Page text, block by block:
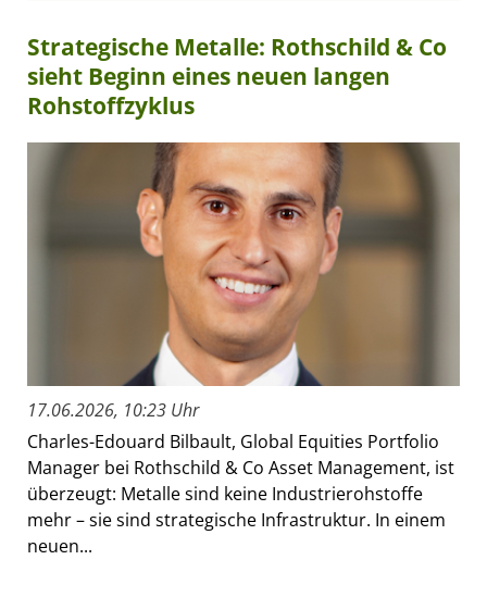
Strategische Metalle: Rothschild & Co
sieht Beginn eines neuen langen
Rohstoffzyklus
17.06.2026, 10:23 Uhr
Charles-Edouard Bilbault, Global Equities Portfolio
Manager bei Rothschild & Co Asset Management, ist
überzeugt: Metalle sind keine Industrierohstoffe
mehr – sie sind strategische Infrastruktur. In einem
neuen...